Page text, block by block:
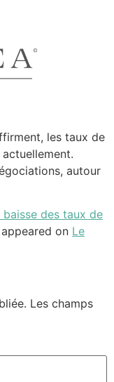
les taux de
autour
baisse des taux de
on Le
Les champs